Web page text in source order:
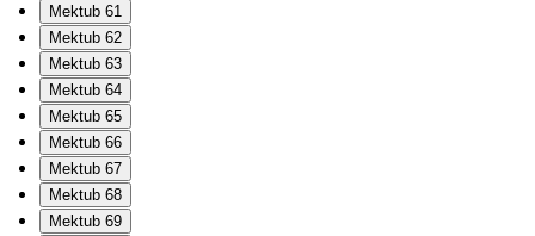
Mektub 61
Mektub 62
Mektub 63
Mektub 64
Mektub 65
Mektub 66
Mektub 67
Mektub 68
Mektub 69